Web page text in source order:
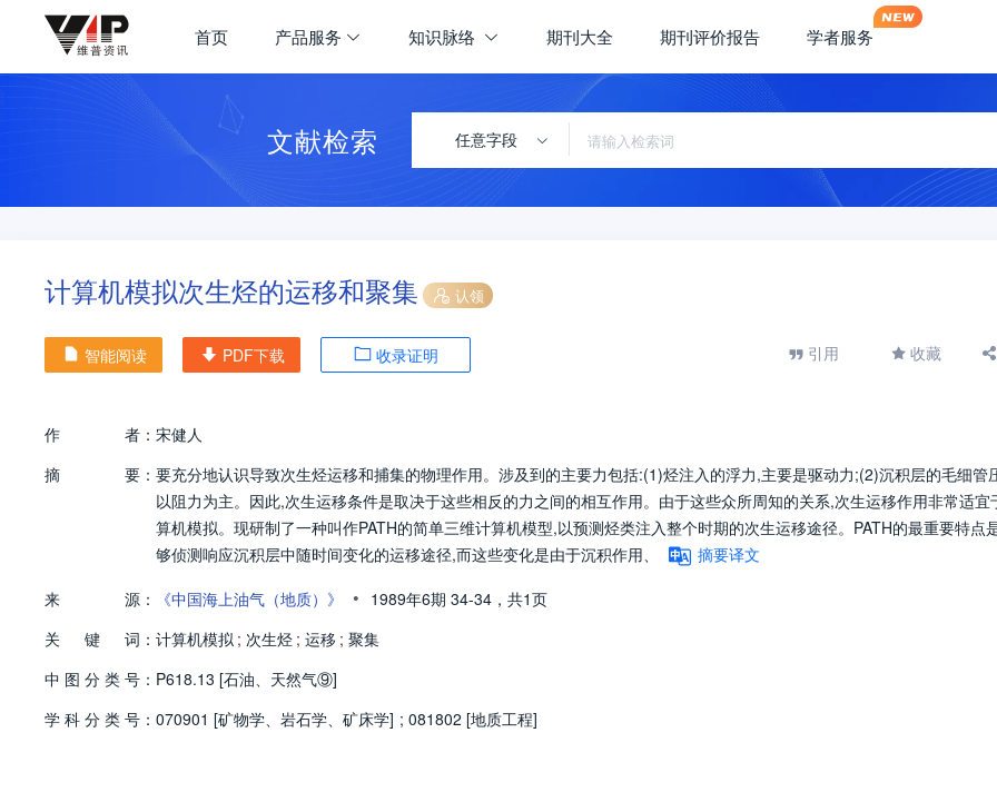
首页 产品服务 知识脉络 期刊大全 期刊评价报告 学者服务
文献检索 任意字段
计算机模拟次生烃的运移和聚集 认领
智能阅读 PDF下载 收录证明 引用 收藏
作 者： 宋健人
摘
要： 要充分地认识导致次生烃运移和捕集的物理作用。涉及到的主要力包括:(1)烃注入的浮力,主要是驱动力;(2)沉积层的毛细管
以阻力为主。因此,次生运移条件是取决于这些相反的力之间的相互作用。由于这些众所周知的关系,次生运移作用非常适宜
算机模拟。现研制了一种叫作PATH的简单三维计算机模型,以预测烃类注入整个时期的次生运移途径。PATH的最重要特点
够侦测响应沉积层中随时间变化的运移途径,而这些变化是由于沉积作用、
摘要译文
来
源： 《中国海上油气（地质）》 • 1989年6期 34-34， 共1页
关
键 词： 计算机模拟 ; 次生烃 ; 运移 ; 聚集
中 图 分 类 号： P618.13 [石油、天然气⑨]
学 科 分 类 号： 070901 [矿物学、岩石学、矿床学] ; 081802 [地质工程]